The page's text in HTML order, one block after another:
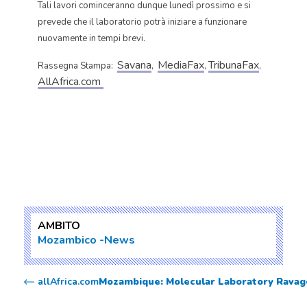
Tali lavori cominceranno dunque lunedì prossimo e si
prevede che il laboratorio potrà iniziare a funzionare
nuovamente in tempi brevi.
Rassegna Stampa: Savana, MediaFax,TribunaFax,
AllAfrica.com
AMBITO
Mozambico News
allAfrica.comMozambique: Molecular Laboratory